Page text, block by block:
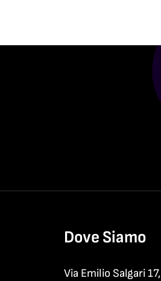
Dove Siamo
Via Emilio Salgari 17,